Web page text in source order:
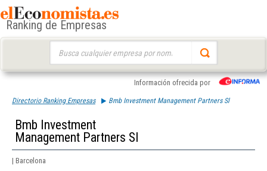
Ranking de Empresas
Información ofrecida por
Directorio Ranking Empresas Bmb Investment Management Partners Sl
Bmb Investment
Management Partners Sl
| Barcelona